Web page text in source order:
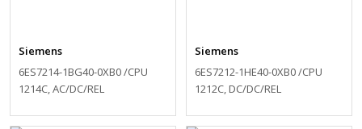
Siemens
6ES7214-1BG40-0XB0 /CPU
1214C, AC/DC/REL
Siemens
6ES7212-1HE40-0XB0 /CPU
1212C, DC/DC/REL